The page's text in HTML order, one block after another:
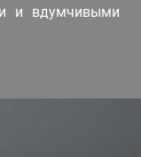
и вдумчивыми